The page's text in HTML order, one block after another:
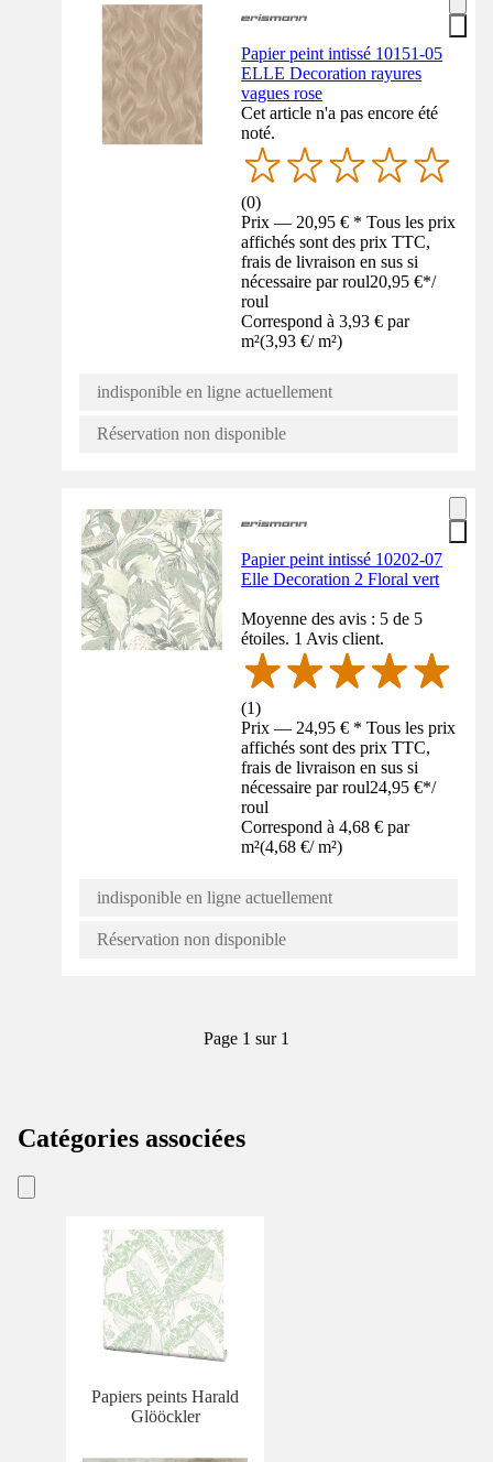
Papier peint intissé 10151-05
ELLE Decoration rayures
vagues rose
Cet article n'a pas encore été
noté.
(0)
Prix — 20,95 € * Tous les prix
affichés sont des prix TTC,
frais de livraison en sus si
nécessaire par roul20,95 €*/
roul
Correspond à 3,93 € par
m²(3,93 €/ m²)
indisponible en ligne actuellement
Réservation non disponible
Papier peint intissé 10202-07
Elle Decoration 2 Floral vert
Moyenne des avis : 5 de 5
étoiles. 1 Avis client.
(1)
Prix — 24,95 € * Tous les prix
affichés sont des prix TTC,
frais de livraison en sus si
nécessaire par roul24,95 €*/
roul
Correspond à 4,68 € par
m²(4,68 €/ m²)
indisponible en ligne actuellement
Réservation non disponible
Page 1 sur 1
Catégories associées
Papiers peints Harald
Glööckler